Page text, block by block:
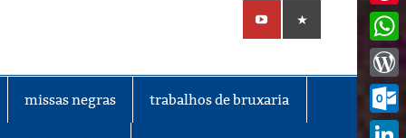
missas negras trabalhos de bruxaria